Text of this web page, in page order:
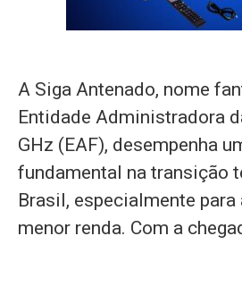
A Siga Antenado, nome
Entidade Administradora
GHz (EAF), desempenha
fundamental na transição
Brasil, especialmente para
menor renda. Com a